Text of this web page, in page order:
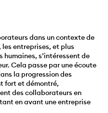
dans un contexte de
entreprises, et plus
s’intéressent de
Cela passe par une écoute
la progression des
fort et démontré,
des collaborateurs en
en avant une entreprise